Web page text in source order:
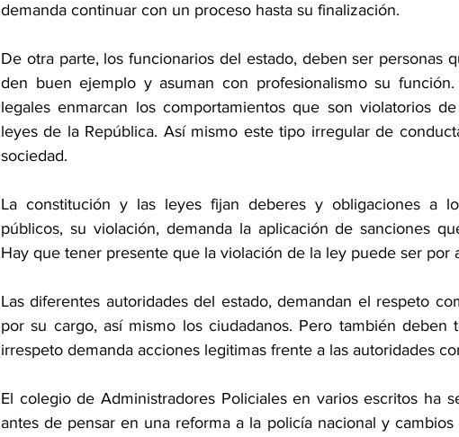
demanda continuar con un proceso hasta su finalización.
De otra parte, los funcionarios del estado, deben ser personas
den buen ejemplo y asuman con profesionalismo su
legales enmarcan los comportamientos que son violatorios
leyes de la República. Así mismo este tipo irregular de
sociedad.
La constitución y las leyes fijan deberes y obligaciones a
públicos, su violación, demanda la aplicación de sanciones
Hay que tener presente que la violación de la ley puede ser por
Las diferentes autoridades del estado, demandan el respeto
por su cargo, así mismo los ciudadanos. Pero también
irrespeto demanda acciones legitimas frente a las autoridades
El colegio de Administradores Policiales en varios escritos ha
antes de pensar en una reforma a la policía nacional y